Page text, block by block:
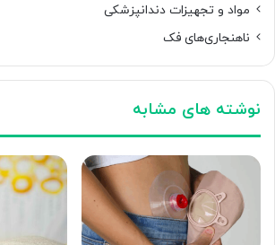
مواد و تجهیزات دندانپزشکی
ناهنجاری‌های فک
نوشته های مشابه